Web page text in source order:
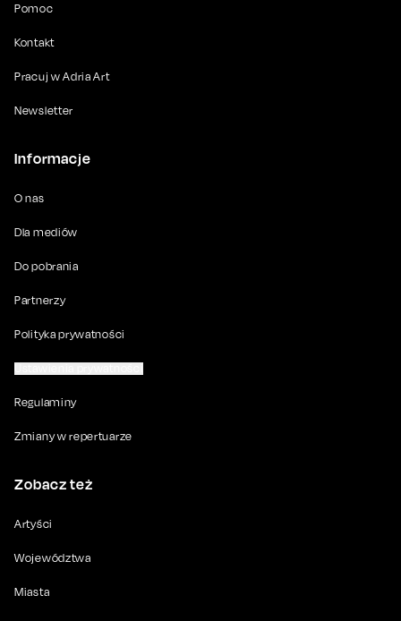
Pomoc
Kontakt
Pracuj w Adria Art
Newsletter
Informacje
O nas
Dla mediów
Do pobrania
Partnerzy
Polityka prywatności
Regulaminy
Zmiany w repertuarze
Zobacz też
Artyści
Województwa
Miasta